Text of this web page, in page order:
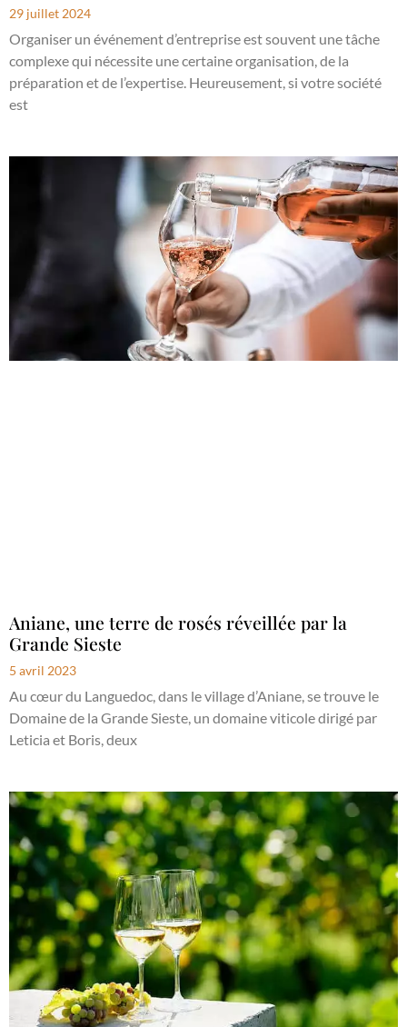
29 juillet 2024
Organiser un événement d’entreprise est souvent une tâche
complexe qui nécessite une certaine organisation, de la
préparation et de l’expertise. Heureusement, si votre société
est
Aniane, une terre de rosés réveillée par la
Grande Sieste
5 avril 2023
Au cœur du Languedoc, dans le village d’Aniane, se trouve le
Domaine de la Grande Sieste, un domaine viticole dirigé par
Leticia et Boris, deux